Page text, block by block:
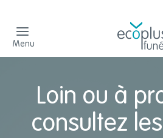
Menu
Loin ou à
consultez